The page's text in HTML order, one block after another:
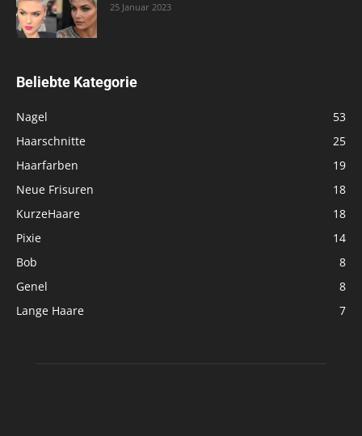
25 Januar 2023
Beliebte Kategorie
Nagel
53
Haarschnitte
25
Haarfarben
19
Neue Frisuren
18
KurzeHaare
18
Pixie
14
Bob
8
Genel
8
Lange Haare
7